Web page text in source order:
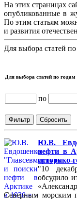
На этих страницах
опубликованные в
По этим статьям
и развития
Для выбора статей
Для выбора статей по годам
по
Ю.В.
нефти в
историко-
"10
обсудило
Северным морским